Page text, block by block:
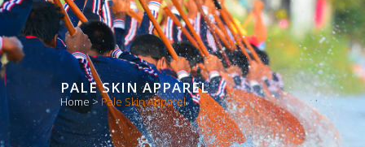
PALE SKIN APPAREL
Home>Pale Skin Apparel